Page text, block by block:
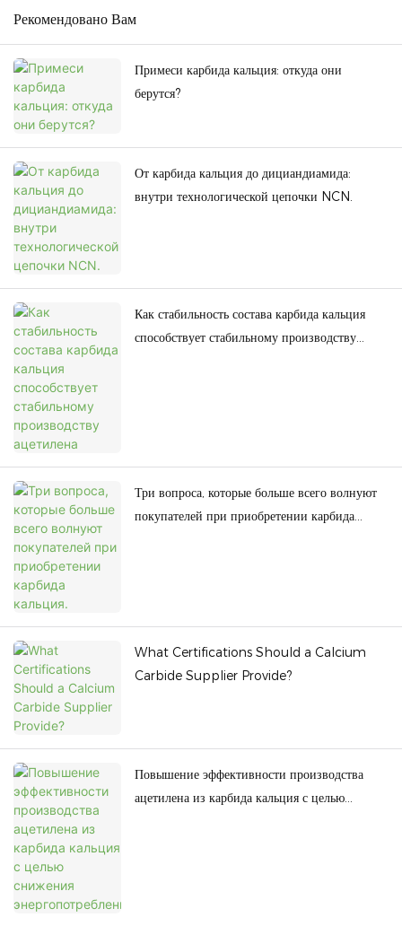
Рекомендовано Вам
Примеси карбида кальция: откуда они
берутся?
От карбида кальция до дициандиамида:
внутри технологической цепочки NCN.
Как стабильность состава карбида кальция
способствует стабильному производству
Три вопроса, которые больше всего волнуют
покупателей при приобретении карбида
What Certifications Should a Calcium
Carbide Supplier Provide?
Повышение эффективности производства
ацетилена из карбида кальция с целью